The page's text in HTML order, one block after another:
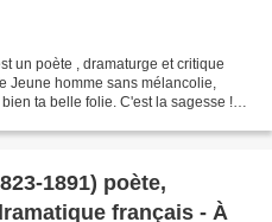
un poète , dramaturge et critique
Jeune homme sans mélancolie,
ta belle folie. C'est la sagesse !
1891) poète,
français - À